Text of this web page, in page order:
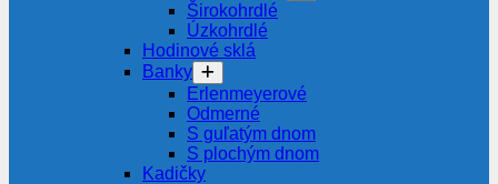
Širokohrdlé
Úzkohrdlé
Hodinové sklá
Banky
Erlenmeyerové
Odmerné
S guľatým dnom
S plochým dnom
Kadičky